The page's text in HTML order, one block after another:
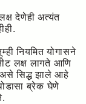
देणेही अत्यंत
नियमित योगासने
लक्ष लागते आणि
सिद्ध झाले आहे
ब्रेक घेणे